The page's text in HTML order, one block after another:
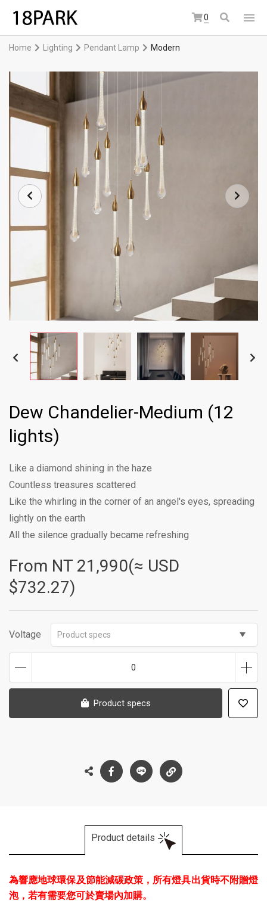
0
Home Lighting Pendant Lamp Modern
Dew Chandelier-Medium (12
lights)
Like a diamond shining in the haze
Countless treasures scattered
Like the whirling in the corner of an angel's eyes, spreading
lightly on the earth
All the silence gradually became refreshing
From NT 21,990(≈ USD
$732.27)
Voltage Product specs
0
Product specs
Product details
為響應地球環保及節能減碳政策，所有燈具出貨時不附贈燈
泡，若有需要您可於賣場內加購。